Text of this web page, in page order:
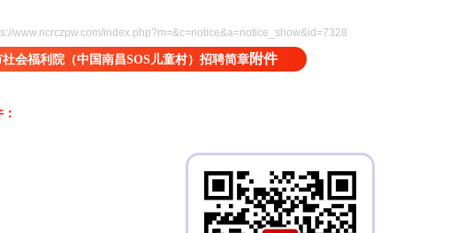
www.ncrczpw.com/index.php?m=&c=notice&a=notice_show&id=7328
社会福利院（中国南昌SOS儿童村）招聘简章附件